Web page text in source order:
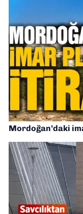
Mordoğan’daki